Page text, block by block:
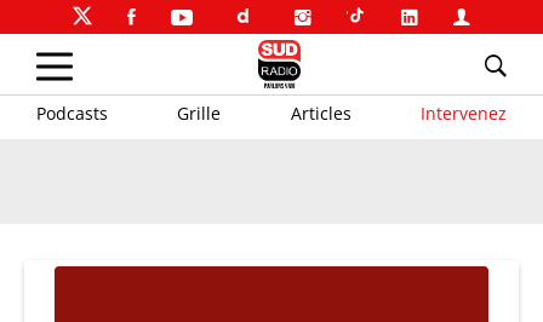
Podcasts Grille Articles Intervenez